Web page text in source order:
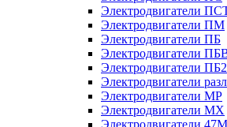
Электродвигатели
Электродвигатели ПМ
Электродвигатели ПБ
Электродвигатели
Электродвигатели
Электродвигатели
Электродвигатели МР
Электродвигатели MX
Электродвигатели